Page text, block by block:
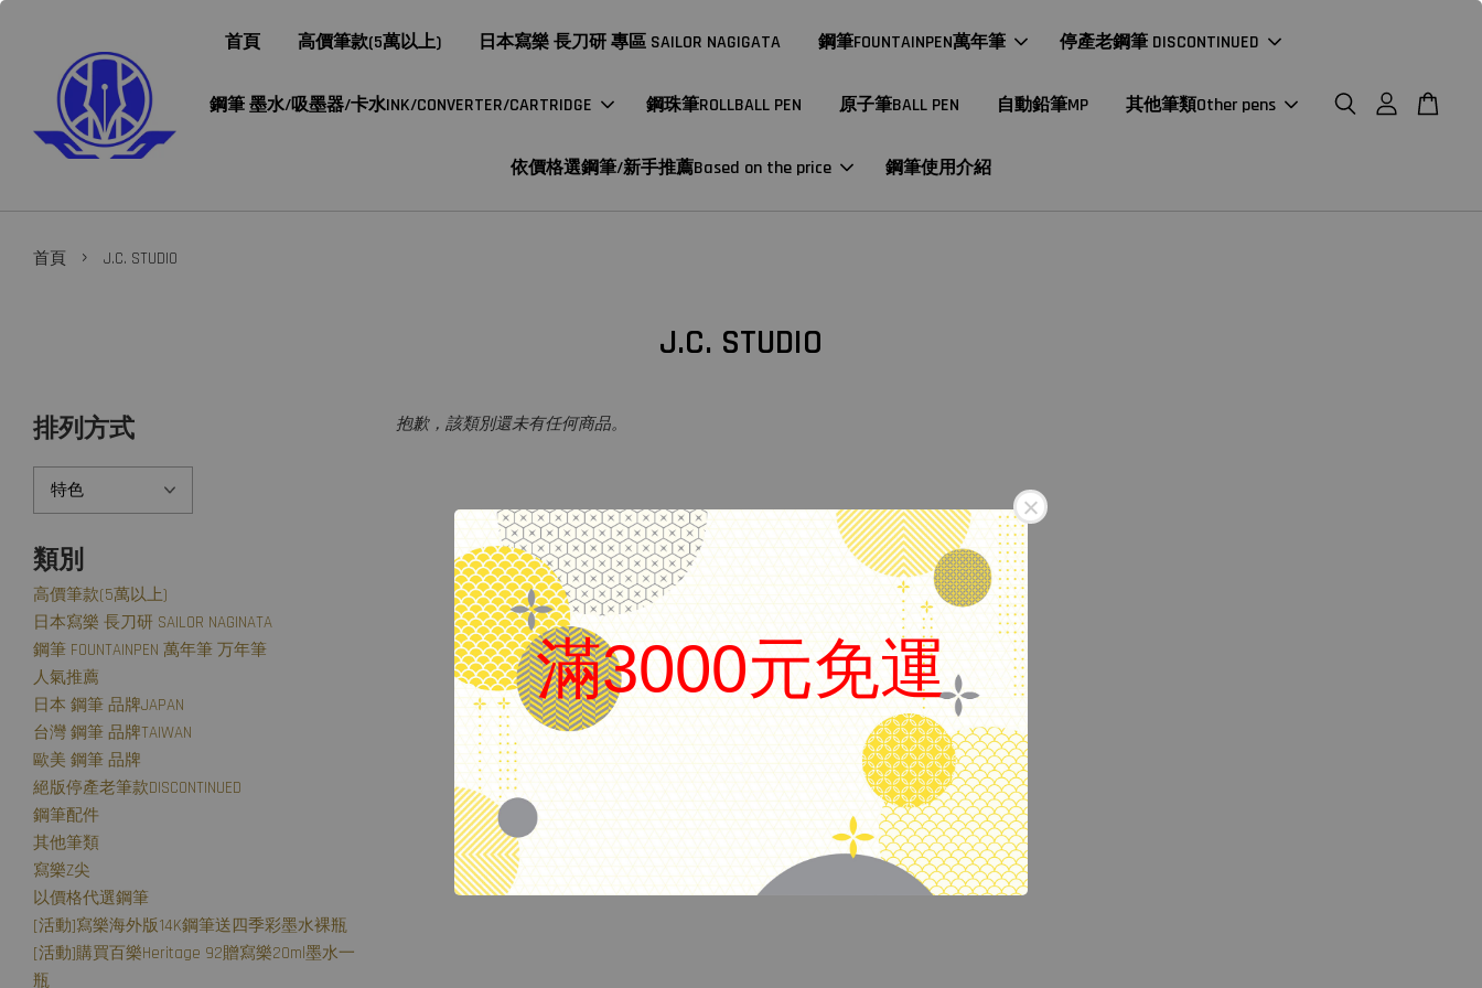
滿3000元免運
.
首頁 高價筆款(5萬以上) 日本寫樂 長刀研 專區 SAILOR NAGIGATA 鋼筆FOUNTAINPEN萬年筆 停產老鋼筆 DISCONTINUED
鋼筆 墨水/吸墨器/卡水INK/CONVERTER/CARTRIDGE 鋼珠筆ROLLBALL PEN 原子筆BALL PEN 自動鉛筆MP 其他筆類Other pens
依價格選鋼筆/新手推薦Based on the price 鋼筆使用介紹
首頁 › J.C. STUDIO
J.C. STUDIO
排列方式
類別
高價筆款(5萬以上)
日本寫樂 長刀研 SAILOR NAGINATA
鋼筆 FOUNTAINPEN 萬年筆 万年筆
人氣推薦
日本 鋼筆 品牌JAPAN
台灣 鋼筆 品牌TAIWAN
歐美 鋼筆 品牌
絕版停產老筆款DISCONTINUED
鋼筆配件
其他筆類
寫樂Z尖
以價格代選鋼筆
[活動]寫樂海外版14K鋼筆送四季彩墨水裸瓶
[活動]購買百樂Heritage 92贈寫樂20ml墨水一
瓶
抱歉，該類別還未有任何商品。